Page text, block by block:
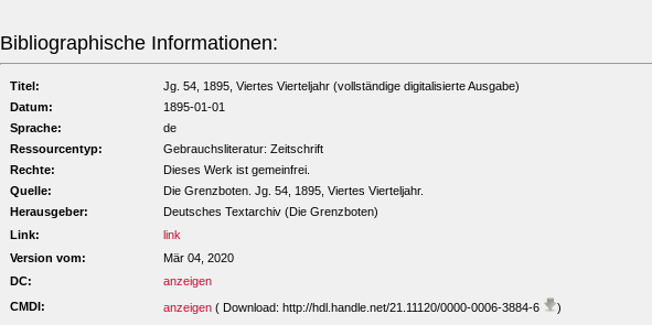
Bibliographische Informationen:
Titel:
Jg. 54, 1895, Viertes Vierteljahr (vollständige digitalisierte Ausgabe)
Datum:
1895-01-01
Sprache:
de
Ressourcentyp:
Gebrauchsliteratur: Zeitschrift
Rechte:
Dieses Werk ist gemeinfrei.
Quelle:
Die Grenzboten. Jg. 54, 1895, Viertes Vierteljahr.
Herausgeber:
Deutsches Textarchiv (Die Grenzboten)
Link:
link
Version vom:
Mär 04, 2020
DC:
anzeigen
CMDI:
anzeigen ( Download: http://hdl.handle.net/21.11120/0000-0006-3884-6
)